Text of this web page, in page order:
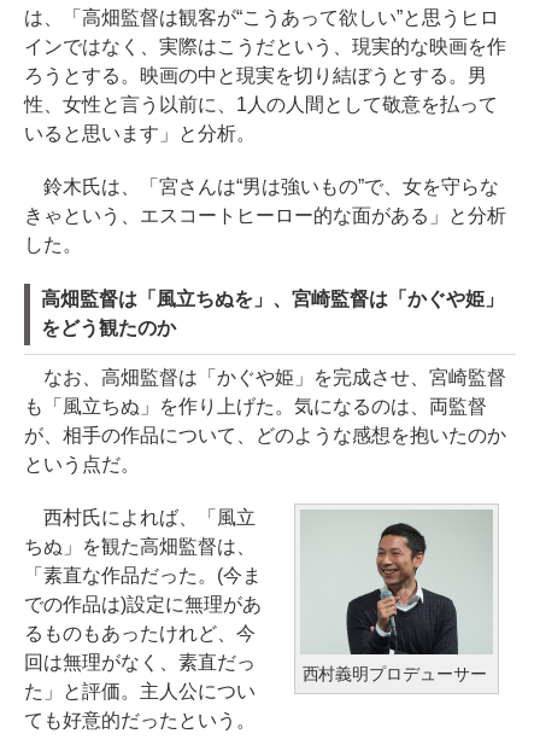
は、「高畑監督は観客が“こうあって欲しい”と思うヒロ
インではなく、実際はこうだという、現実的な映画を作
ろうとする。映画の中と現実を切り結ぼうとする。男
性、女性と言う以前に、1人の人間として敬意を払って
いると思います」と分析。
鈴木氏は、「宮さんは“男は強いもの”で、女を守らな
きゃという、エスコートヒーロー的な面がある」と分析
した。
高畑監督は「風立ちぬを」、宮崎監督は「かぐや姫」
をどう観たのか
なお、高畑監督は「かぐや姫」を完成させ、宮崎監督
も「風立ちぬ」を作り上げた。気になるのは、両監督
が、相手の作品について、どのような感想を抱いたのか
という点だ。
西村義明プロデューサー
西村氏によれば、「風立
ちぬ」を観た高畑監督は、
「素直な作品だった。(今ま
での作品は)設定に無理があ
るものもあったけれど、今
回は無理がなく、素直だっ
た」と評価。主人公につい
ても好意的だったという。